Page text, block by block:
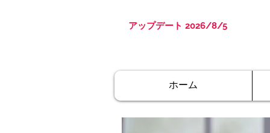
アップデート 2026/8/5
ホーム